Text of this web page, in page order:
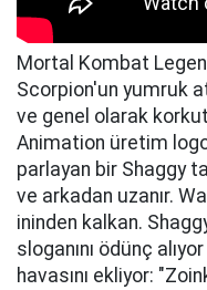
Mortal Kombat
Scorpion'un yumruk
ve genel olarak
Animation üretim
parlayan bir Shaggy
ve arkadan uzanır.
ininden kalkan.
sloganını ödünç
havasını ekliyor: